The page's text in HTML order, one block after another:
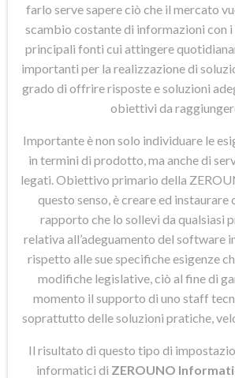
farlo serve sapere ciò che il mercato
scambio costante di informazioni con i
principali fonti cui attingere
importanti per la realizzazione di
grado di offrire risposte e soluzioni
obiettivi da
Importante è non solo individuare le
in termini di prodotto, ma anche di
legati. Obiettivo primario della
questo senso, è creare ed instaurare
rapporto che lo sollevi da qualsiasi
relativa all’adeguamento del software
rispetto alle sue specifiche esigenze
modifiche legislative, ciò al fine di
momento il supporto di uno staff
soprattutto delle soluzioni pratiche,
Il risultato di questo tipo di
informatici di ZEROUNO